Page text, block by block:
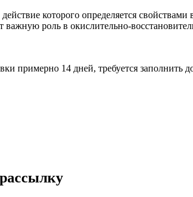
которого определяется
важную роль в окислительно-
примерно 14 дней, требуется заполнить